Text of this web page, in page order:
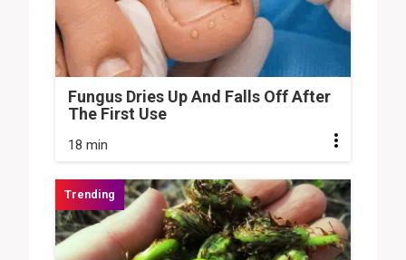
Fungus Dries Up And Falls Off After
The First Use
18 min